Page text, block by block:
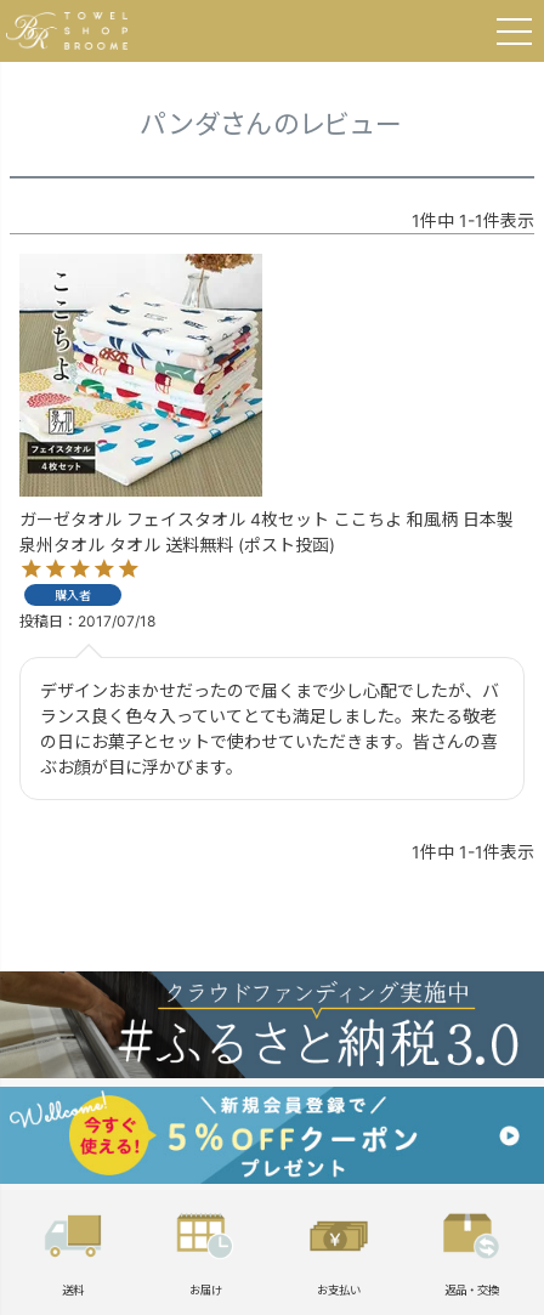
HOME パンダさんのレビュー
パンダさんのレビュー
1件中 1-1件表示
ガーゼタオル フェイスタオル 4枚セット ここちよ 和風柄 日本製
泉州タオル タオル 送料無料 (ポスト投函)
購入者
投稿日 2017/07/18
デザインおまかせだったので届くまで少し心配でしたが、バ
ランス良く色々入っていてとても満足しました。来たる敬老
の日にお菓子とセットで使わせていただきます。皆さんの喜
ぶお顔が目に浮かびます。
1件中 1-1件表示
送料 お届け お支払い 返品・交換